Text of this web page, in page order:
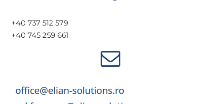
+40 737 512 579
+40 745 259 661